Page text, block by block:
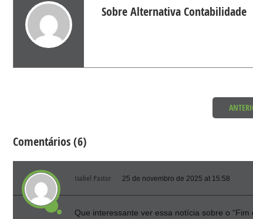
Sobre Alternativa Contabilidade
Comentários (6)
Isabel Pastor 25 de novembro de 2025 at 15:58
Que interessante ver essa notícia sobre o